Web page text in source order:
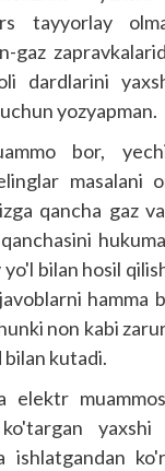
tayyorlay
gaz
dardlarini
yozyapman.
bor,
masalani
qancha gaz
bilan hosil
hamma
non kabi
bilan kutadi.
elektr
yaxshi
ishlatgandan